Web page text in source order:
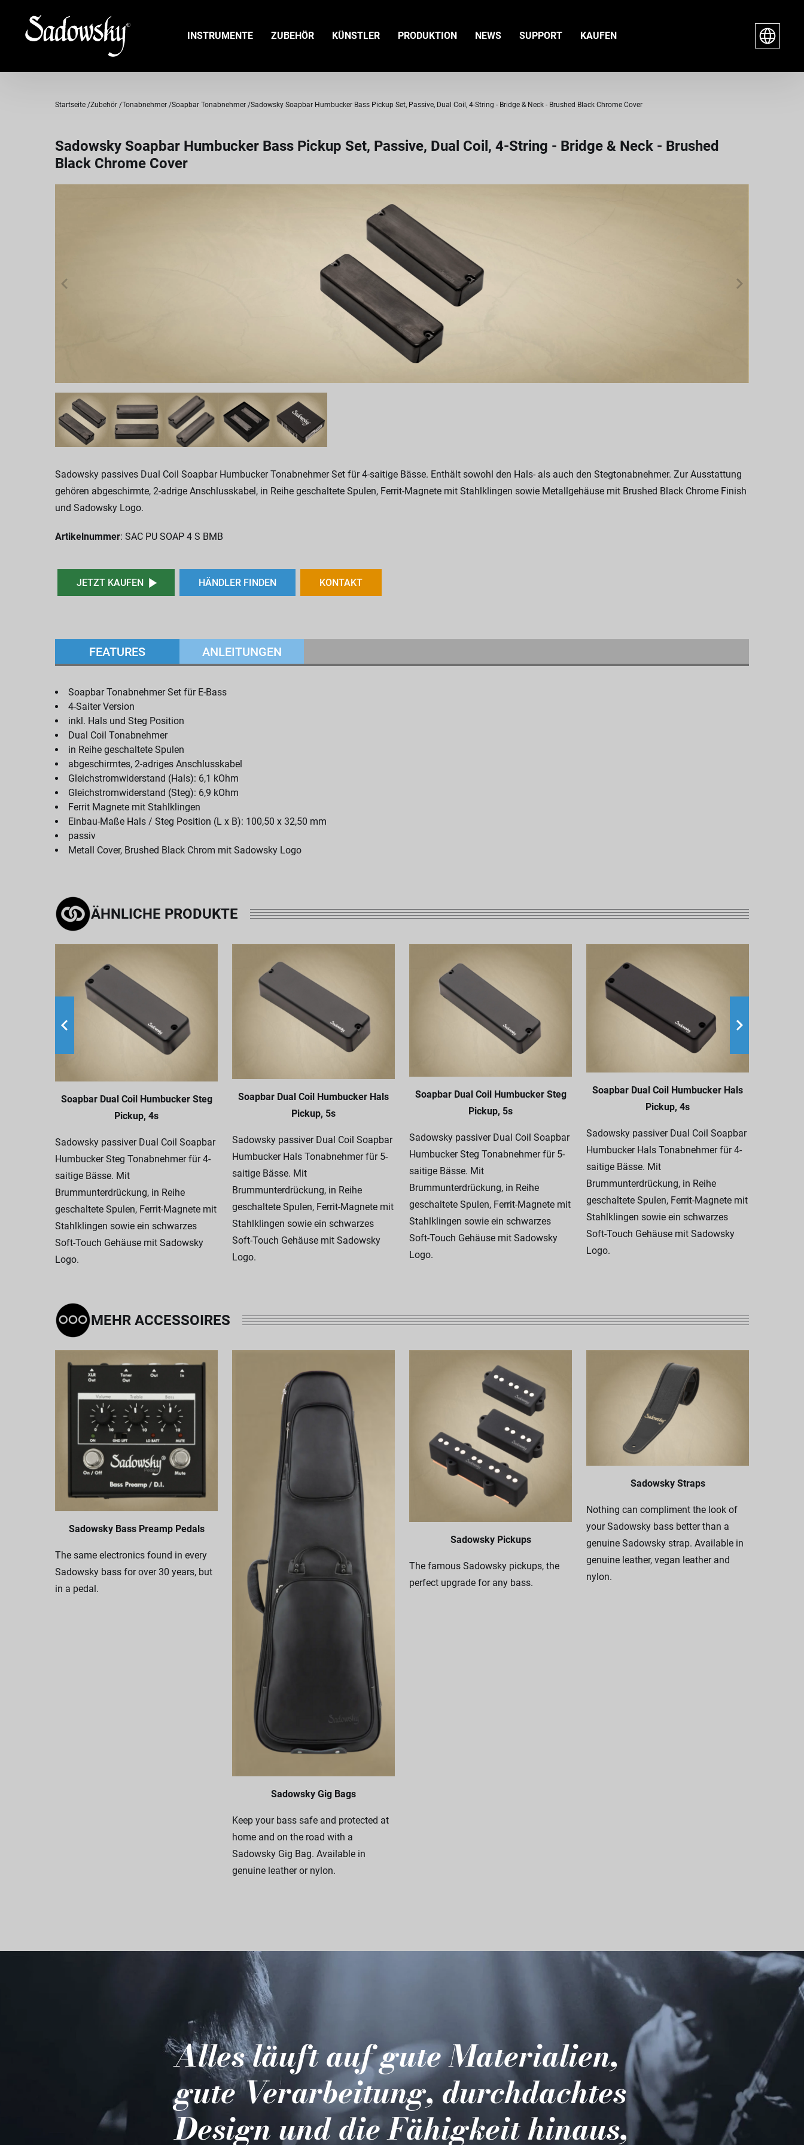
INSTRUMENTE ZUBEHÖR KÜNSTLER PRODUKTION NEWS SUPPORT KAUFEN
Startseite Zubehör Tonabnehmer Soapbar Tonabnehmer Sadowsky Soapbar Humbucker Bass Pickup Set, Passive, Dual Coil, 4-String - Bridge & Neck - Brushed Black Chrome Cover
Sadowsky Soapbar Humbucker Bass Pickup Set, Passive, Dual Coil, 4-String - Bridge & Neck - Brushed
Black Chrome Cover
Sadowsky passives Dual Coil Soapbar Humbucker Tonabnehmer Set für 4-saitige Bässe. Enthält sowohl den Hals- als auch den Stegtonabnehmer. Zur Ausstattung
gehören abgeschirmte, 2-adrige Anschlusskabel, in Reihe geschaltete Spulen, Ferrit-Magnete mit Stahlklingen sowie Metallgehäuse mit Brushed Black Chrome Finish
und Sadowsky Logo.
Artikelnummer: SAC PU SOAP 4 S BMB
JETZT KAUFEN HÄNDLER FINDEN KONTAKT
FEATURES ANLEITUNGEN
Soapbar Tonabnehmer Set für E-Bass
4-Saiter Version
inkl. Hals und Steg Position
Dual Coil Tonabnehmer
in Reihe geschaltete Spulen
abgeschirmtes, 2-adriges Anschlusskabel
Gleichstromwiderstand (Hals): 6,1 kOhm
Gleichstromwiderstand (Steg): 6,9 kOhm
Ferrit Magnete mit Stahlklingen
Einbau-Maße Hals / Steg Position (L x B): 100,50 x 32,50 mm
passiv
Metall Cover, Brushed Black Chrom mit Sadowsky Logo
ÄHNLICHE PRODUKTE
Soapbar Dual Coil Humbucker Steg
Pickup, 4s
Sadowsky passiver Dual Coil Soapbar
Humbucker Steg Tonabnehmer für 4-
saitige Bässe. Mit
Brummunterdrückung, in Reihe
geschaltete Spulen, Ferrit-Magnete mit
Stahlklingen sowie ein schwarzes
Soft-Touch Gehäuse mit Sadowsky
Logo.
Soapbar Dual Coil Humbucker Hals
Pickup, 5s
Sadowsky passiver Dual Coil Soapbar
Humbucker Hals Tonabnehmer für 5-
saitige Bässe. Mit
Brummunterdrückung, in Reihe
geschaltete Spulen, Ferrit-Magnete mit
Stahlklingen sowie ein schwarzes
Soft-Touch Gehäuse mit Sadowsky
Logo.
Soapbar Dual Coil Humbucker Steg
Pickup, 5s
Sadowsky passiver Dual Coil Soapbar
Humbucker Steg Tonabnehmer für 5-
saitige Bässe. Mit
Brummunterdrückung, in Reihe
geschaltete Spulen, Ferrit-Magnete mit
Stahlklingen sowie ein schwarzes
Soft-Touch Gehäuse mit Sadowsky
Logo.
Soapbar Dual Coil Humbucker Hals
Pickup, 4s
Sadowsky passiver Dual Coil Soapbar
Humbucker Hals Tonabnehmer für 4-
saitige Bässe. Mit
Brummunterdrückung, in Reihe
geschaltete Spulen, Ferrit-Magnete mit
Stahlklingen sowie ein schwarzes
Soft-Touch Gehäuse mit Sadowsky
Logo.
MEHR ACCESSOIRES
Sadowsky Bass Preamp Pedals
The same electronics found in every
Sadowsky bass for over 30 years, but
in a pedal.
Sadowsky Gig Bags
Keep your bass safe and protected at
home and on the road with a
Sadowsky Gig Bag. Available in
genuine leather or nylon.
Sadowsky Pickups
The famous Sadowsky pickups, the
perfect upgrade for any bass.
Sadowsky Straps
Nothing can compliment the look of
your Sadowsky bass better than a
genuine Sadowsky strap. Available in
genuine leather, vegan leather and
nylon.
Alles läuft auf gute Materialien,
gute Verarbeitung, durchdachtes
Design und die Fähigkeit hinaus,